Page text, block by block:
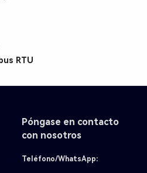
RTU
Póngase en contacto
con nosotros
Teléfono/WhatsApp: